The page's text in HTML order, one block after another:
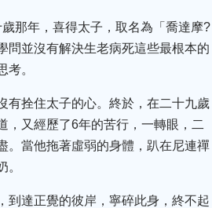
那年，喜得太子，取名為「喬達摩?
問並沒有解決生老病死這些最根本的
。
有拴住太子的心。終於，在二十九歲
，又經歷了6年的苦行，一轉眼，二
。當他拖著虛弱的身體，趴在尼連禪
到達正覺的彼岸，寧碎此身，終不起